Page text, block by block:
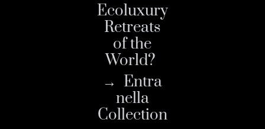
Ecoluxury
Retreats
of the
World?
→ Entra
nella
Collection